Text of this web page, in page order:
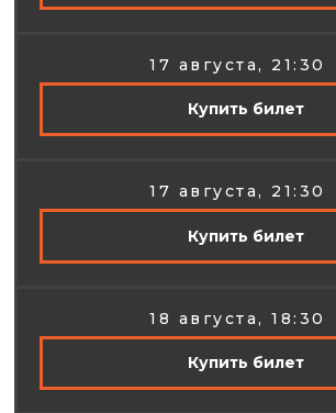
17 августа, 21:30
Купить билет
17 августа, 21:30
Купить билет
18 августа, 18:30
Купить билет